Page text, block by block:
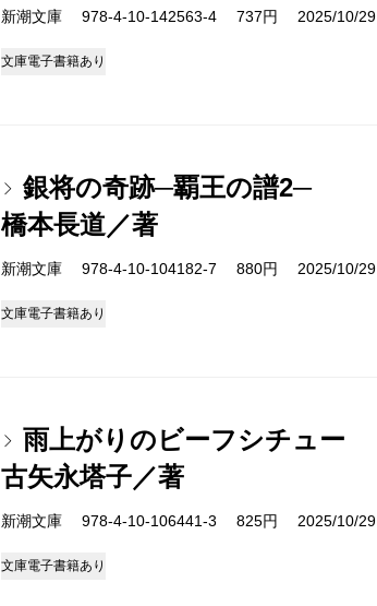
新潮文庫 978-4-10-142563-4 737円 2025/10/29
文庫電子書籍あり
銀将の奇跡─覇王の譜2─
橋本長道／著
新潮文庫 978-4-10-104182-7 880円 2025/10/29
文庫電子書籍あり
雨上がりのビーフシチュー
古矢永塔子／著
新潮文庫 978-4-10-106441-3 825円 2025/10/29
文庫電子書籍あり